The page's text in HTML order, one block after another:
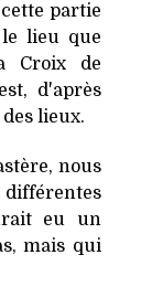
partie
lieu que
Croix de
d'après
lieux.
nous
eu un
mais qui